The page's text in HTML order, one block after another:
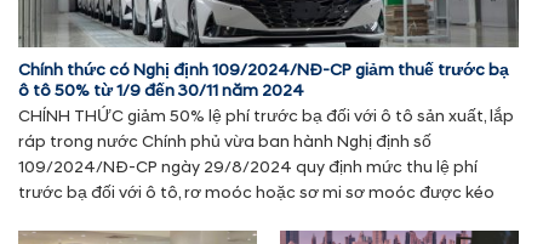
Chính thức có Nghị định 109/2024/NĐ-CP giảm thuế trước bạ
ô tô 50% từ 1/9 đến 30/11 năm 2024
CHÍNH THỨC giảm 50% lệ phí trước bạ đối với ô tô sản xuất, lắp
ráp trong nước Chính phủ vừa ban hành Nghị định số
109/2024/NĐ-CP ngày 29/8/2024 quy định mức thu lệ phí
trước bạ đối với ô tô, rơ moóc hoặc sơ mi sơ moóc được kéo